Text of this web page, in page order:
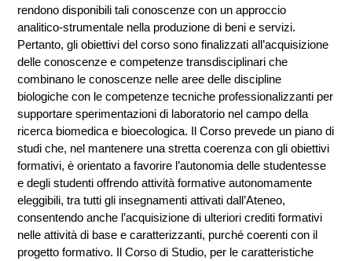
rendono disponibili tali conoscenze con un approccio
analitico-strumentale nella produzione di beni e servizi.
Pertanto, gli obiettivi del corso sono finalizzati all’acquisizione
delle conoscenze e competenze transdisciplinari che
combinano le conoscenze nelle aree delle discipline
biologiche con le competenze tecniche professionalizzanti per
supportare sperimentazioni di laboratorio nel campo della
ricerca biomedica e bioecologica. Il Corso prevede un piano di
studi che, nel mantenere una stretta coerenza con gli obiettivi
formativi, è orientato a favorire l’autonomia delle studentesse
e degli studenti offrendo attività formative autonomamente
eleggibili, tra tutti gli insegnamenti attivati dall’Ateneo,
consentendo anche l’acquisizione di ulteriori crediti formativi
nelle attività di base e caratterizzanti, purché coerenti con il
progetto formativo. Il Corso di Studio, per le caratteristiche